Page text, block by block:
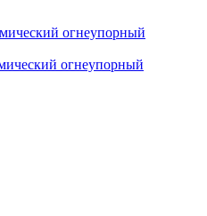
огнеупорный